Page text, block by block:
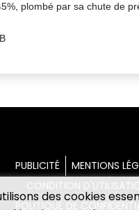
des cookies
plombé par sa chute de
PUBLICITÉ
MENTIONS
CONDITION
POLITIQUE DE